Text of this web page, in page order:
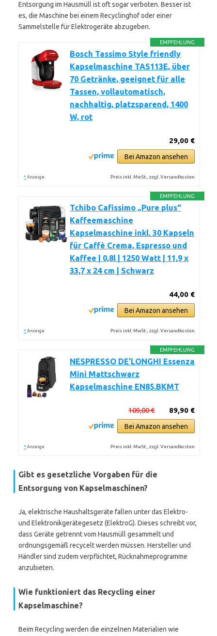
Entsorgung im Hausmüll ist oft sogar verboten. Besser ist
es, die Maschine bei einem Recyclinghof oder einer
Sammelstelle für Elektrogeräte abzugeben.
EMPFEHLUNG
Bosch Tassimo Style friendly
Kapselmaschine TAS113E, über
70 Getränke, geeignet für alle
Tassen, vollautomatisch,
nachhaltig, platzsparend, 1400
W, rot
29,00 €
Bei Amazon ansehen
* Anzeige Preis inkl. MwSt., zzgl. Versandkosten
EMPFEHLUNG
Tchibo Cafissimo „Pure plus“
Kaffeemaschine
Kapselmaschine inkl. 30 Kapseln
für Caffè Crema, Espresso und
Kaffee | 0,8l | 1250 Watt | 11,9 x
33,7 x 24 cm | Schwarz
44,00 €
Bei Amazon ansehen
* Anzeige Preis inkl. MwSt., zzgl. Versandkosten
EMPFEHLUNG
NESPRESSO DE’LONGHI Essenza
Mini Mattschwarz
Kapselmaschine EN85.BKMT
89,90 €
109,00 €
Bei Amazon ansehen
* Anzeige Preis inkl. MwSt., zzgl. Versandkosten
Gibt es gesetzliche Vorgaben für die
Entsorgung von Kapselmaschinen?
Ja, elektrische Haushaltsgeräte fallen unter das Elektro-
und Elektronikgerätegesetz (ElektroG). Dieses schreibt vor,
dass Geräte getrennt vom Hausmüll gesammelt und
ordnungsgemäß recycelt werden müssen. Hersteller und
Händler sind zudem verpflichtet, Rücknahmeprogramme
anzubieten.
Wie funktioniert das Recycling einer
Kapselmaschine?
Beim Recycling werden die einzelnen Materialien wie